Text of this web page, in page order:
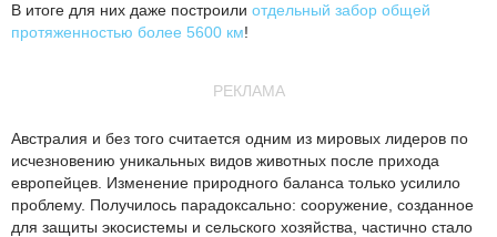
В итоге для них даже построили отдельный забор общей
протяженностью более 5600 км!
РЕКЛАМА
Австралия и без того считается одним из мировых лидеров по
исчезновению уникальных видов животных после прихода
европейцев. Изменение природного баланса только усилило
проблему. Получилось парадоксально: сооружение, созданное
для защиты экосистемы и сельского хозяйства, частично стало